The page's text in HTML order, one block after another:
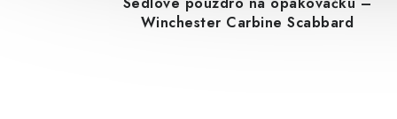
Winchester Carbine Scabbard